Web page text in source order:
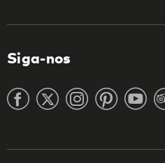
Siga-nos